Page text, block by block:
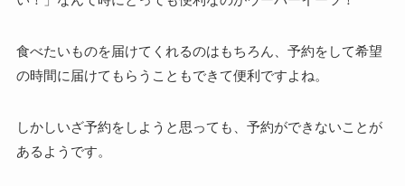
食べたいものを届けてくれるのはもちろん、予約をして希望
の時間に届けてもらうこともできて便利ですよね。
しかしいざ予約をしようと思っても、予約ができないことが
あるようです。